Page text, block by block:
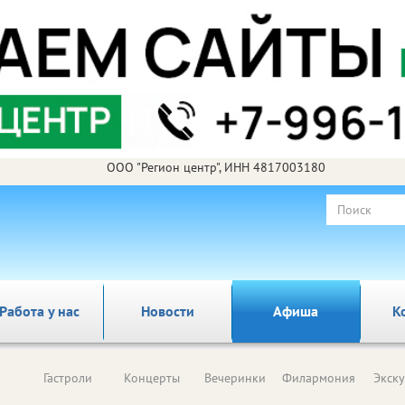
ООО "Регион центр", ИНН 4817003180
у нас Новости Афиша
Гастроли Концерты Вечеринки Филармония